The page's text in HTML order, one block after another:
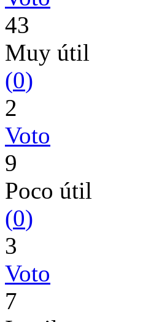
43
Muy útil
(0)
2
Voto
9
Poco útil
(0)
3
Voto
7